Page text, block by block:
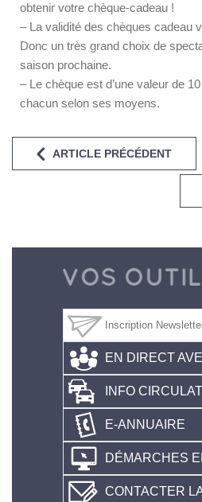
obtenir votre chèque-cadeau !
– La validité des chèques cadeau
Donc un très grand choix de
saison prochaine.
– Le chèque est d’une valeur de
chacun selon ses moyens.
ARTICLE PRÉCÉDENT
EN DIRECT
INFO
E-ANNUAIRE
DÉMARCHES
CONTACTER